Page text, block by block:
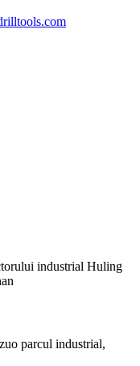
industrial Huling
parcul industrial,